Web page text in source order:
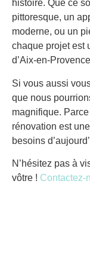
histoire. Que ce
pittoresque, un
moderne, ou un
chaque projet est
d’Aix-en-
Si vous aussi
que nous
magnifique.
rénovation est
besoins
N’hésitez pas à
vôtre ! Contactez-